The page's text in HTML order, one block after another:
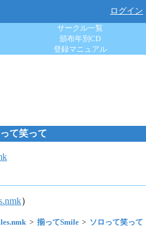
ログイン
サークル一覧
頒布年別CD
登録マニュアル
て笑って
）
揃ってSmile ソロって笑って